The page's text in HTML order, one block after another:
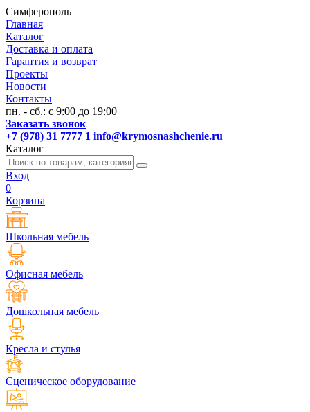
Симферополь
Главная
Каталог
Доставка и оплата
Гарантия и возврат
Проекты
Новости
Контакты
пн. - сб.: с 9:00 до 19:00
Заказать звонок
+7 (978) 31 7777 1 info@krymosnashchenie.ru
Каталог
Вход
0
Корзина
Школьная мебель
Офисная мебель
Дошкольная мебель
Кресла и стулья
Сценическое оборудование